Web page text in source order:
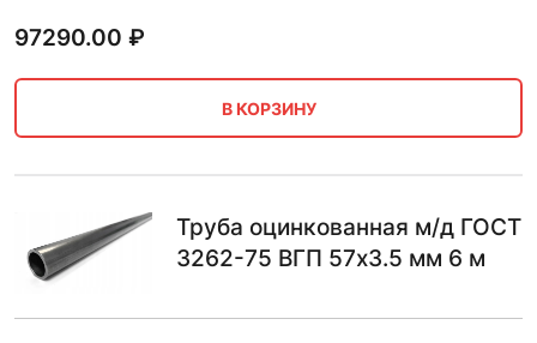
97290.00 ₽
В КОРЗИНУ
Труба оцинкованная м/д ГОСТ
3262-75 ВГП 57х3.5 мм 6 м